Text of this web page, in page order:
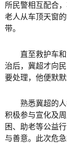
所民警相互配合
老人从车顶天窗
带。
直至救护车
治后，冀超才向
要处理，他便默
熟悉冀超的
积极参与宣化及
困、助老等公益
与善意。此次危